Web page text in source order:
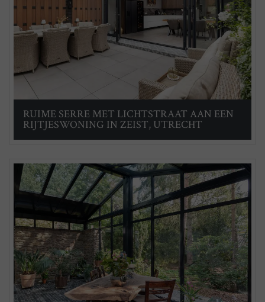
RUIME SERRE MET LICHTSTRAAT AAN EEN
RIJTJESWONING IN ZEIST, UTRECHT